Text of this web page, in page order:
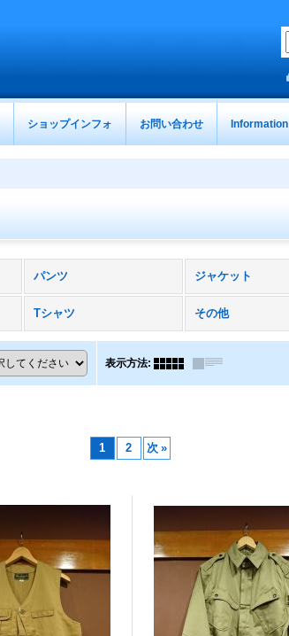
ショップインフォ お問い合わせ Information
パンツ ジャケット
Tシャツ その他
表示方法:
1 2 次 »